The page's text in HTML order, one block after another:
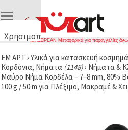
Χρησιμοποιούμε
🍪
Χρησιμοποιούμε
cookies και
παρόμοιες
ΔΩΡΕΑΝ Μεταφορικά για παραγγελίες
ΕΜ ΑΡΤ › Υλικά για κατασκευή
Κορδόνια, Νήματα (1148)› Νήματα &
Μαύρο Νήμα Κορδέλα – 7–8 mm, 80%
100 g / 50 m για Πλέξιμο, Μακραμέ &